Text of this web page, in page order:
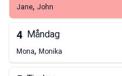
Jane, John
4 Måndag
Mona, Monika